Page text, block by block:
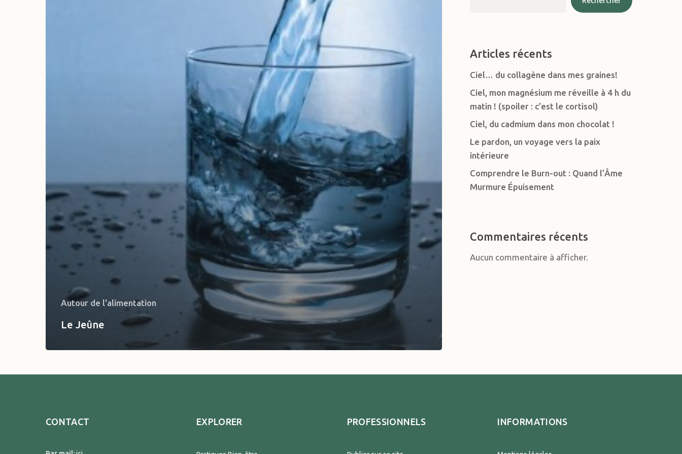
Autour de l'alimentation
Le Jeûne
Articles récents
Ciel… du collagène dans mes graines!
Ciel, mon magnésium me réveille à 4 h du
matin ! (spoiler : c’est le cortisol)
Ciel, du cadmium dans mon chocolat !
Le pardon, un voyage vers la paix
intérieure
Comprendre le Burn-out : Quand l’Âme
Murmure Épuisement
Commentaires récents
Aucun commentaire à afficher.
CONTACT EXPLORER PROFESSIONNELS INFORMATIONS